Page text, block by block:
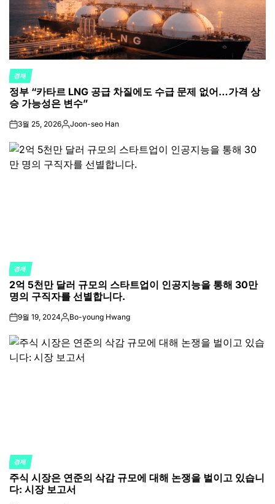
POSTED
IN
경제
정부 “카타르 LNG 공급 차질에도 수급 문제 없어…가격 상
승 가능성은 변수”
on3월 25, 2026Posted
Joon-seo Han
POSTED
IN
경제
2억 5천만 달러 규모의 스타트업이 인공지능을 통해 30만
명의 구직자를 선별합니다.
on9월 19, 2024Posted
Bo-young Hwang
POSTED
IN
경제
주식 시장은 연준의 삭감 규모에 대해 논쟁을 벌이고 있습니
다: 시장 보고서